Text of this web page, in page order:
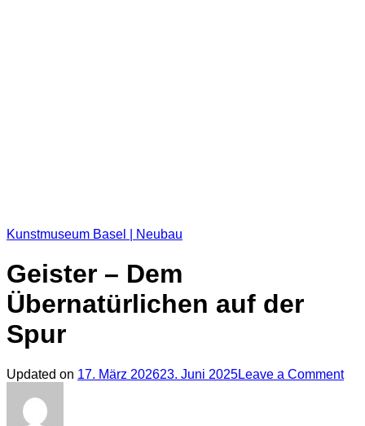
Kunstmuseum Basel | Neubau
Geister – Dem
Übernatürlichen auf der
Spur
Updated on 17. März 202623. Juni 2025Leave a Commenton